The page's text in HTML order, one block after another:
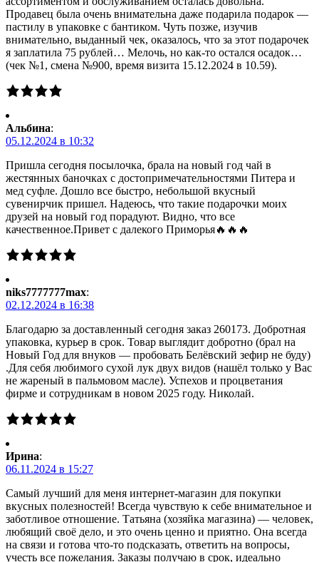
Продавец была очень внимательна даже подарила подарок —
пастилу в упаковке с бантиком. Чуть позже, изучив
внимательно, выданный чек, оказалось, что за этот подарочек
я заплатила 75 рублей… Мелочь, но как-то остался осадок…
(чек №1, смена №900, время визита 15.12.2024 в 10.59).
Альбина:
05.12.2024 в 10:32
Пришла сегодня посылочка, брала на новый год чай в
жестянных баночках с достопримечательностями Питера и
мед суфле. Дошло все быстро, небольшой вкусный
сувенирчик пришел. Надеюсь, что такие подарочки моих
друзей на новый год порадуют. Видно, что все
качественное.Привет с далекого Приморья🔥🔥🔥
niks7777777max:
02.12.2024 в 16:38
Благодарю за доставленный сегодня заказ 260173. Добротная
упаковка, курьер в срок. Товар выглядит добротно (брал на
Новый Год для внуков — пробовать Белёвский зефир не буду)
.Для себя любимого сухой лук двух видов (нашёл только у Вас
не жареный в пальмовом масле). Успехов и процветания
фирме и сотрудникам в новом 2025 году. Николай.
Ирина:
06.11.2024 в 15:27
Самый лучший для меня интернет-магазин для покупки
вкусных полезностей! Всегда чувствую к себе внимательное и
заботливое отношение. Татьяна (хозяйка магазина) — человек,
любящий своё дело, и это очень ценно и приятно. Она всегда
на связи и готова что-то подсказать, ответить на вопросы,
учесть все пожелания. Заказы получаю в срок, идеально